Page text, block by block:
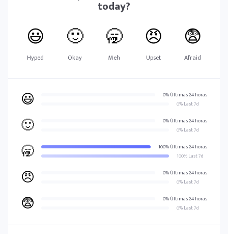
today?
😃
Hyped
🙂
Okay
🥱
Meh
😠
Upset
😨
Afraid
😃
0% Últimas 24 horas
0% Last 7d
🙂
0% Últimas 24 horas
0% Last 7d
🥱
100% Últimas 24 horas
100% Last 7d
😠
0% Últimas 24 horas
0% Last 7d
😨
0% Últimas 24 horas
0% Last 7d